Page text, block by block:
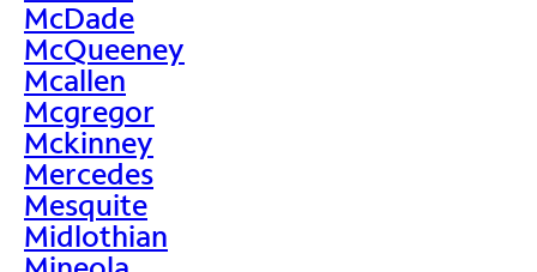
McDade
McQueeney
Mcallen
Mcgregor
Mckinney
Mercedes
Mesquite
Midlothian